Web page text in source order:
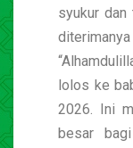
syukur dan
lolos ke
2026. Ini
besar